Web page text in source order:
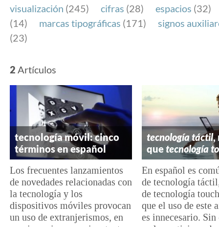
visualización (245) cifras (28) espacios (32)
(14)
marcas tipográficas (171)
signos
(23)
2 Artículos
tecnología móvil: cinco
términos en español
Los frecuentes lanzamientos
de novedades relacionadas con
la tecnología y los
dispositivos móviles provocan
un uso de extranjerismos, en
tecnología táctil,
quetecnología
En español es
de tecnología
de tecnología
que el uso de este
es innecesario. Sin